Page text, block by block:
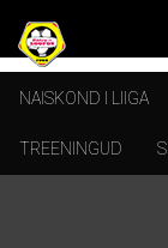
NAISKOND I LIIGA
TREENINGUD